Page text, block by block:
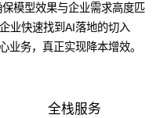
模型效果与企业需求高度匹
业快速找到AI落地的切入
业务，真正实现降本增效。
全栈服务